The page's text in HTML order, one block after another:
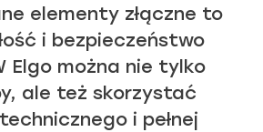
elementy złączne to
i bezpieczeństwo
Elgo można nie tylko
ale też skorzystać
i pełnej